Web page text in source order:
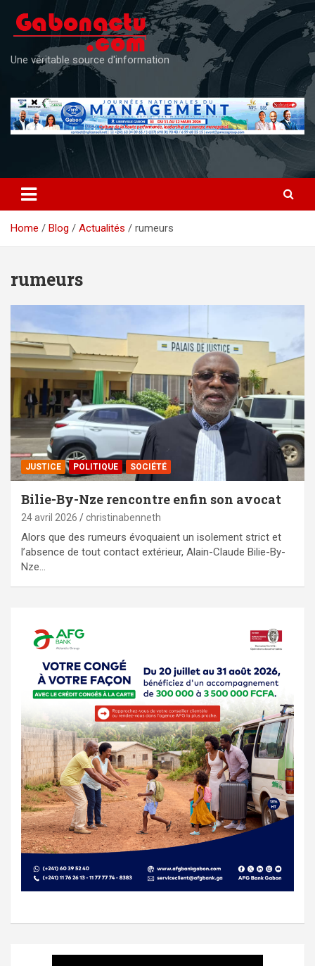
content
Une véritable source d'information
Home Blog Actualités rumeurs
rumeurs
JUSTICE POLITIQUE SOCIÉTÉ
Bilie-By-Nze rencontre enfin son avocat
24 avril 2026 christinabenneth
Alors que des rumeurs évoquaient un isolement strict et
l’absence de tout contact extérieur, Alain-Claude Bilie-By-
Nze…